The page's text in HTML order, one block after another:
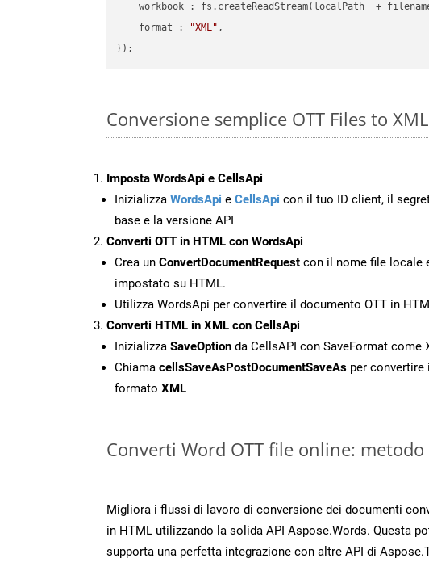
workbook : fs.createReadStream(localPath  +
format : "XML" ,
Conversione semplice OTT Files to
Imposta WordsApi e CellsApi
Inizializza WordsApi e CellsApi con il tuo ID client, il
base e la versione API
Converti OTT in HTML con WordsApi
Crea un ConvertDocumentRequest con il nome file locale
impostato su HTML.
Utilizza WordsApi per convertire il documento OTT in
Converti HTML in XML con CellsApi
Inizializza SaveOption da CellsAPI con SaveFormat come
Chiama cellsSaveAsPostDocumentSaveAs per convertire
formato XML
Converti Word OTT file online:
Migliora i flussi di lavoro di conversione dei documenti
in HTML utilizzando la solida API Aspose.Words. Questa
supporta una perfetta integrazione con altre API di